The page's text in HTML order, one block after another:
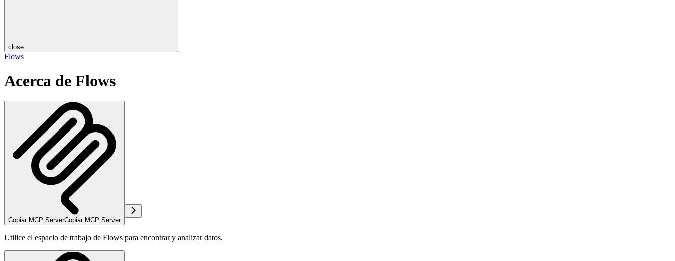
close
Flows
Acerca de Flows
Copiar MCP ServerCopiar MCP Server
Utilice el espacio de trabajo de Flows para encontrar y analizar datos.